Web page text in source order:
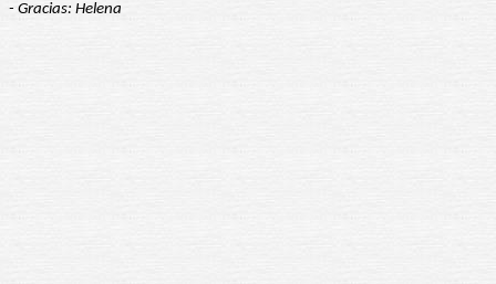
- Gracias: Helena